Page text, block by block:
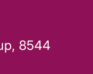
8544